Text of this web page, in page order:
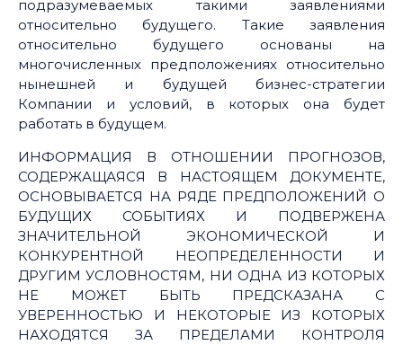
подразумеваемых такими заявлениями
относительно будущего. Такие заявления
относительно будущего основаны на
многочисленных предположениях относительно
нынешней и будущей бизнес-стратегии
Компании и условий, в которых она будет
работать в будущем.
ИНФОРМАЦИЯ В ОТНОШЕНИИ ПРОГНОЗОВ,
СОДЕРЖАЩАЯСЯ В НАСТОЯЩЕМ ДОКУМЕНТЕ,
ОСНОВЫВАЕТСЯ НА РЯДЕ ПРЕДПОЛОЖЕНИЙ О
БУДУЩИХ СОБЫТИЯХ И ПОДВЕРЖЕНА
ЗНАЧИТЕЛЬНОЙ ЭКОНОМИЧЕСКОЙ И
КОНКУРЕНТНОЙ НЕОПРЕДЕЛЕННОСТИ И
ДРУГИМ УСЛОВНОСТЯМ, НИ ОДНА ИЗ КОТОРЫХ
НЕ МОЖЕТ БЫТЬ ПРЕДСКАЗАНА С
УВЕРЕННОСТЬЮ И НЕКОТОРЫЕ ИЗ КОТОРЫХ
НАХОДЯТСЯ ЗА ПРЕДЕЛАМИ КОНТРОЛЯ